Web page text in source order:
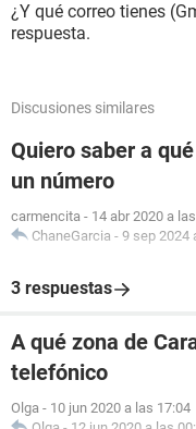
¿Y qué correo tienes
respuesta.
Discusiones similares
Quiero saber a
un número
carmencita - 14 abr 2020 a
ChaneGarcia - 9 sep 2024
3 respuestas
A qué zona de
telefónico
Olga - 10 jun 2020 a las 17:04